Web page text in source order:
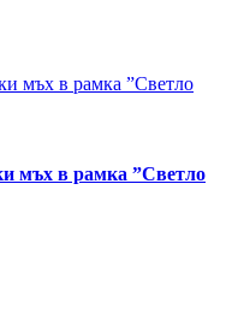
мъх в рамка ”Светло